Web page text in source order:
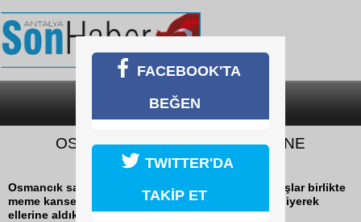
SON DAKİKA
OSMANCIK’TA MEME KANSERİNE
FARKINDALIK YÜRÜYÜŞÜ
Osmancık sağlık lisesi stajyer öğrencileri, vatandaşlar birlikte
meme kanserine dikkat çekmek için pembe tişört giyerek
ellerine aldıkları pankartlar...
FACEBOOK'TA
BEĞEN
TWITTER'DA
TAKİP ET